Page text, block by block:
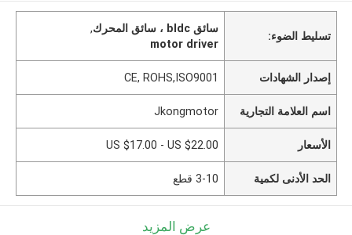
تسليط الضوء:
سائق bldc ، سائق المحرك
,
motor driver
إصدار الشهادات CE, ROHS,ISO9001
اسم العلامة التجارية Jkongmotor
الأسعار US $17.00 - US $22.00
الحد الأدنى لكمية 3-10 قطع
عرض المزيد